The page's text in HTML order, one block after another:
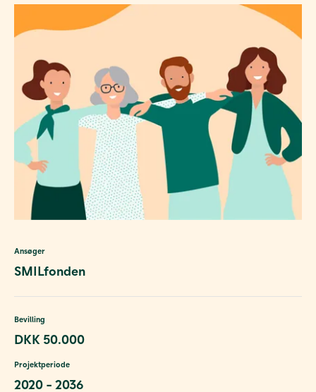
Ansøger
SMILfonden
Bevilling
DKK 50.000
Projektperiode
2020 - 2036